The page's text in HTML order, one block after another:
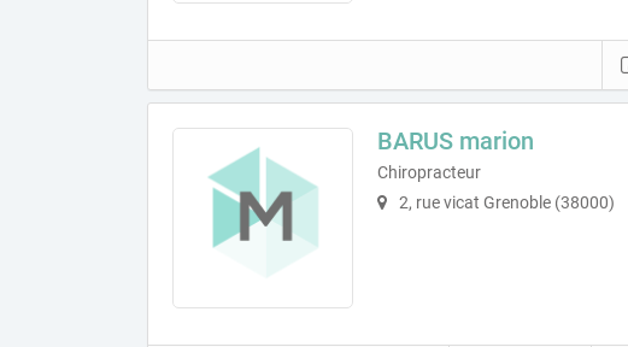
BARUS marion
Chiropracteur
2, rue vicat Grenoble (38000)